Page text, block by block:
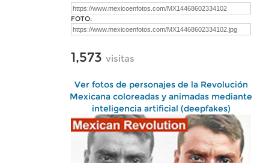
FOTO:
1,573 visitas
Ver fotos de personajes de la Revolución
Mexicana coloreadas y animadas mediante
inteligencia artificial (deepfakes)